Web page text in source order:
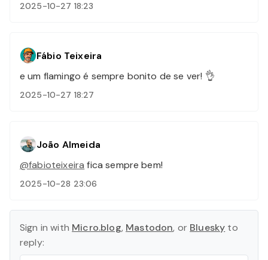
2025-10-27 18:23
Fábio Teixeira
e um flamingo é sempre bonito de se ver! 👌
2025-10-27 18:27
João Almeida
@fabioteixeira fica sempre bem!
2025-10-28 23:06
Sign in with Micro.blog, Mastodon, or Bluesky to
reply: